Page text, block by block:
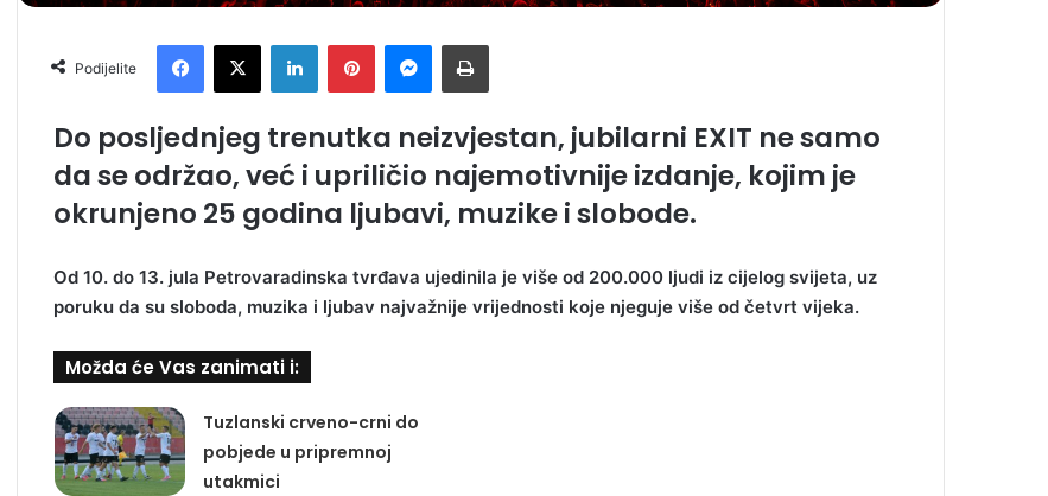
Podijelite
Do posljednjeg trenutka neizvjestan, jubilarni EXIT ne samo
da se održao, već i upriličio najemotivnije izdanje, kojim je
okrunjeno 25 godina ljubavi, muzike i slobode.
Od 10. do 13. jula Petrovaradinska tvrđava ujedinila je više od 200.000 ljudi iz cijelog svijeta, uz
poruku da su sloboda, muzika i ljubav najvažnije vrijednosti koje njeguje više od četvrt vijeka.
Možda će Vas zanimati i:
Tuzlanski crveno-crni do
pobjede u pripremnoj
utakmici